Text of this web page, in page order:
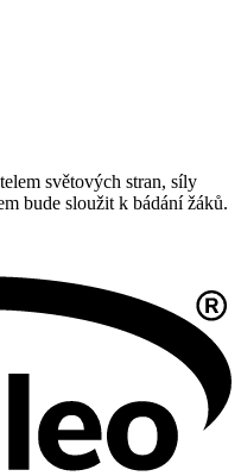
světových stran, síly
bude sloužit k bádání žáků.